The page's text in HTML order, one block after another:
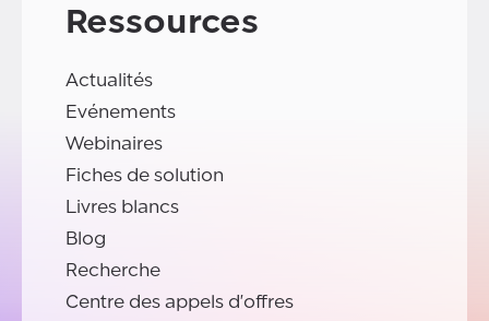
Ressources
Actualités
Evénements
Webinaires
Fiches de solution
Livres blancs
Blog
Recherche
Centre des appels d'offres